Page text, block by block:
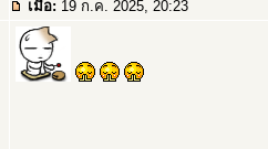
เมื่อ: 19 ก.ค. 2025, 20:23